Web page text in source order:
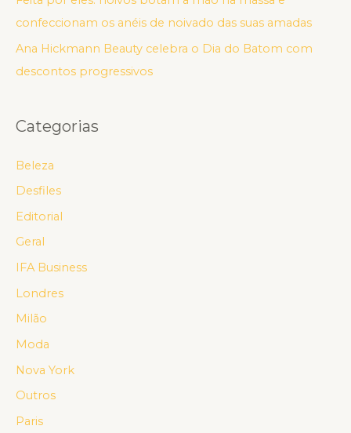
confeccionam os anéis de noivado das suas amadas
Ana Hickmann Beauty celebra o Dia do Batom com
descontos progressivos
Categorias
Beleza
Desfiles
Editorial
Geral
IFA Business
Londres
Milão
Moda
Nova York
Outros
Paris